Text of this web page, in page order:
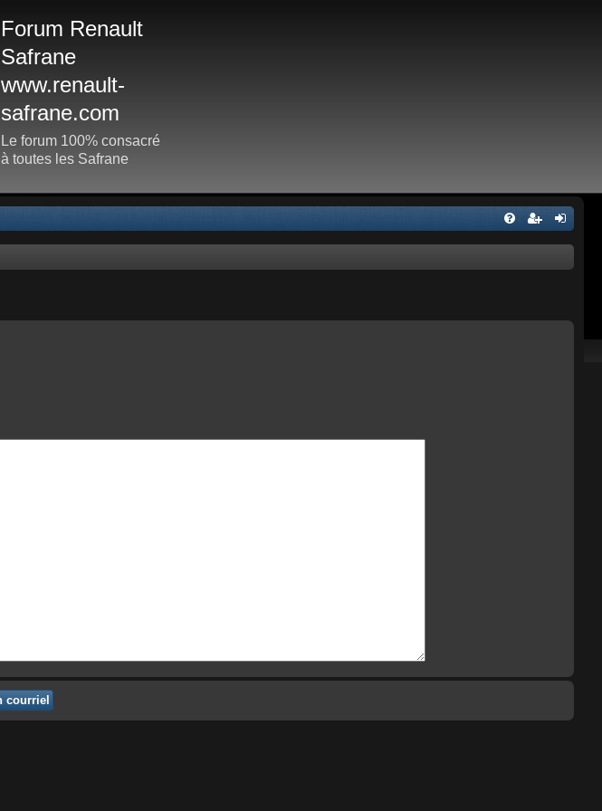
Forum Renault
Safrane
www.renault-
safrane.com
Le forum 100% consacré
à toutes les Safrane